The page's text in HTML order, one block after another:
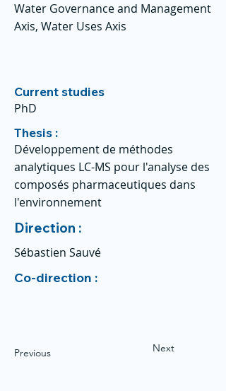
Water Governance and Management
Axis, Water Uses Axis
Current studies
PhD
Thesis :
Développement de méthodes
analytiques LC-MS pour l'analyse des
composés pharmaceutiques dans
l'environnement
Direction :
Sébastien Sauvé
Co-direction :
Previous Next